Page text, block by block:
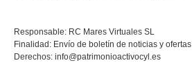
Responsable: RC Mares Virtuales SL
Finalidad: Envío de boletín de noticias y ofertas
Derechos: info@patrimonioactivocyl.es